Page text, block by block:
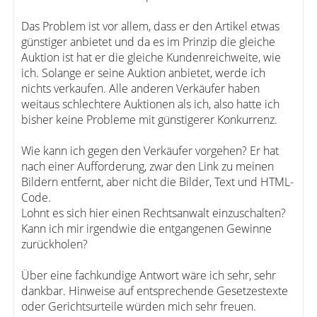
Das Problem ist vor allem, dass er den Artikel etwas
günstiger anbietet und da es im Prinzip die gleiche
Auktion ist hat er die gleiche Kundenreichweite, wie
ich. Solange er seine Auktion anbietet, werde ich
nichts verkaufen. Alle anderen Verkäufer haben
weitaus schlechtere Auktionen als ich, also hatte ich
bisher keine Probleme mit günstigerer Konkurrenz.
Wie kann ich gegen den Verkäufer vorgehen? Er hat
nach einer Aufforderung, zwar den Link zu meinen
Bildern entfernt, aber nicht die Bilder, Text und HTML-
Code.
Lohnt es sich hier einen Rechtsanwalt einzuschalten?
Kann ich mir irgendwie die entgangenen Gewinne
zurückholen?
Über eine fachkundige Antwort wäre ich sehr, sehr
dankbar. Hinweise auf entsprechende Gesetzestexte
oder Gerichtsurteile würden mich sehr freuen.